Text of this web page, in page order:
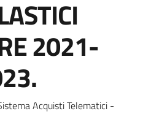
2021-
Acquisti Telematici -